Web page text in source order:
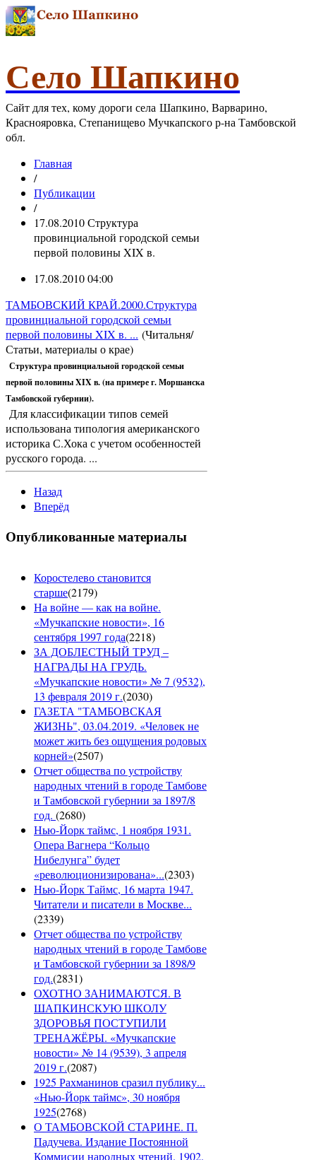
Село Шапкино
Сайт для тех, кому дороги села Шапкино, Варварино,
Краснояровка, Степанищево Мучкапского р-на Тамбовской
обл.
Главная
/
Публикации
/
17.08.2010 Структура
провинциальной городской семьи
первой половины XIX в.
17.08.2010 04:00
ТАМБОВСКИЙ КРАЙ.2000.Структура
провинциальной городской семьи
первой половины XIX в. ... (Читальня/
Статьи, материалы о крае)
Структура провинциальной городской семьи
первой половины XIX в. (на примере г. Моршанска
Тамбовской губернии).
Для классификации типов семей
использована типология американ­ского
историка С.Хока с учетом особенностей
русского города. ...
Назад
Вперёд
Опубликованные материалы
Коростелево становится
старше(2179)
На войне — как на войне.
«Мучкапские новости», 16
сентября 1997 года(2218)
ЗА ДОБЛЕСТНЫЙ ТРУД –
НАГРАДЫ НА ГРУДЬ.
«Мучкапские новости» № 7 (9532),
13 февраля 2019 г.(2030)
ГАЗЕТА "ТАМБОВСКАЯ
ЖИЗНЬ", 03.04.2019. «Человек не
может жить без ощущения родовых
корней»(2507)
Отчет общества по устройству
народных чтений в городе Тамбове
и Тамбовской губернии за 1897/8
год. (2680)
Нью-Йорк таймс, 1 ноября 1931.
Опера Вагнера “Кольцо
Нибелунга” будет
«революционизирована»...(2303)
Нью-Йорк Таймс, 16 марта 1947.
Читатели и писатели в Москве...
(2339)
Отчет общества по устройству
народных чтений в городе Тамбове
и Тамбовской губернии за 1898/9
год.(2831)
ОХОТНО ЗАНИМАЮТСЯ. В
ШАПКИНСКУЮ ШКОЛУ
ЗДОРОВЬЯ ПОСТУПИЛИ
ТРЕНАЖЁРЫ. «Мучкапские
новости» № 14 (9539), 3 апреля
2019 г.(2087)
1925 Рахманинов сразил публику...
«Нью-Йорк таймс», 30 ноября
1925(2768)
О ТАМБОВСКОЙ СТАРИНЕ. П.
Падучева. Издание Постоянной
Коммисии народных чтений. 1902.